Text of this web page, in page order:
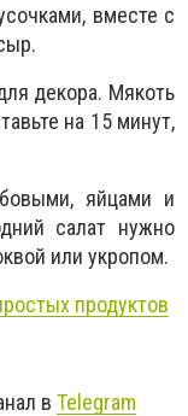
вместе с
декора. Мякоть
на 15 минут,
яйцами и
салат нужно
или укропом.
продуктов
в Telegram